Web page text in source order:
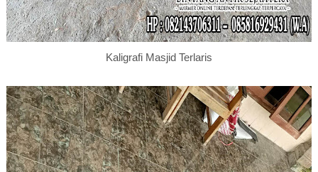
Kaligrafi Masjid Terlaris